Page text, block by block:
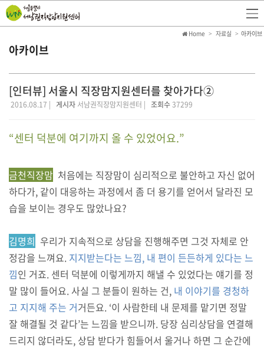
아카이브
Home 자료실 아카이브
[인터뷰] 서울시 직장맘지원센터를 찾아가다②
2016.08.17 | 게시자 서남권직장맘지원센터 | 조회수37299
“센터 덕분에 여기까지 올 수 있었어요.”
금천직장맘 처음에는 직장맘이 심리적으로 불안하고 자신 없어
하다가, 같이 대응하는 과정에서 좀 더 용기를 얻어서 달라진 모
습을 보이는 경우도 많았나요?
김명희 우리가 지속적으로 상담을 진행해주면 그것 자체로 안
정감을 느껴요. 지지받는다는 느낌, 내 편이 든든하게 있다는 느
낌인 거죠. 센터 덕분에 이렇게까지 해낼 수 있었다는 얘기를 정
말 많이 들어요. 사실 그 분들이 원하는 건, 내 이야기를 경청하
고 지지해 주는 거거든요. ‘이 사람한테 내 문제를 맡기면 정말
잘 해결될 것 같다’는 느낌을 받으니까. 당장 심리상담을 연결해
드리지 않더라도, 상담 받다가 힘들어서 울거나 하면 그 순간에